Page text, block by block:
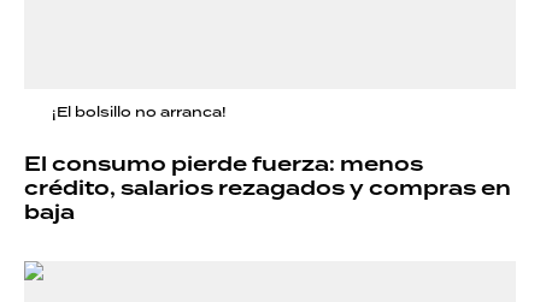
¡El bolsillo no arranca!
El consumo pierde fuerza: menos
crédito, salarios rezagados y compras en
baja